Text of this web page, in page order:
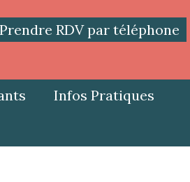
Prendre RDV par téléphone
Infos Pratiques